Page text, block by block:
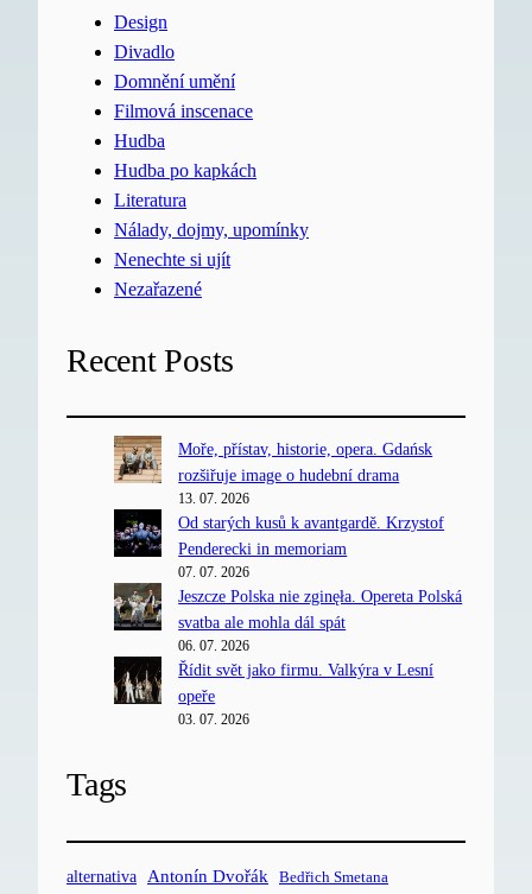
Design
Divadlo
Domnění umění
Filmová inscenace
Hudba
Hudba po kapkách
Literatura
Nálady, dojmy, upomínky
Nenechte si ujít
Nezařazené
Recent Posts
Moře, přístav, historie, opera. Gdańsk
rozšiřuje image o hudební drama
13. 07. 2026
Od starých kusů k avantgardě. Krzystof
Penderecki in memoriam
07. 07. 2026
Jeszcze Polska nie zginęła. Opereta Polská
svatba ale mohla dál spát
06. 07. 2026
Řídit svět jako firmu. Valkýra v Lesní
opeře
03. 07. 2026
Tags
alternativa Antonín Dvořák Bedřich Smetana